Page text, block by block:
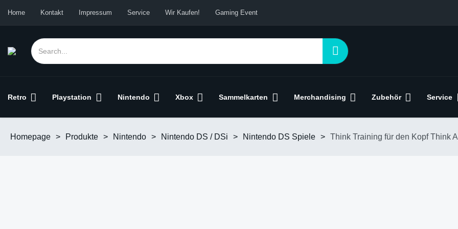
Home Kontakt Impressum Service Wir Kaufen! Gaming Event
Retro Playstation Nintendo Xbox Sammelkarten Merchandising Zubehör Service
Homepage > Produkte > Nintendo > Nintendo DS / DSi > Nintendo DS Spiele > Think Training für den Kopf Think